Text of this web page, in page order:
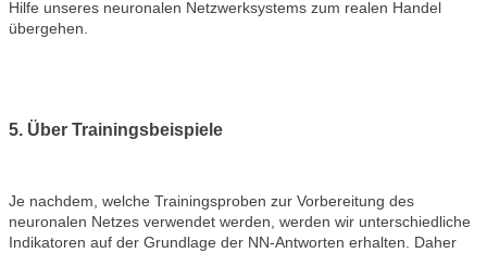
Hilfe unseres neuronalen Netzwerksystems zum realen Handel
übergehen.
5. Über Trainingsbeispiele
Je nachdem, welche Trainingsproben zur Vorbereitung des
neuronalen Netzes verwendet werden, werden wir unterschiedliche
Indikatoren auf der Grundlage der NN-Antworten erhalten. Daher